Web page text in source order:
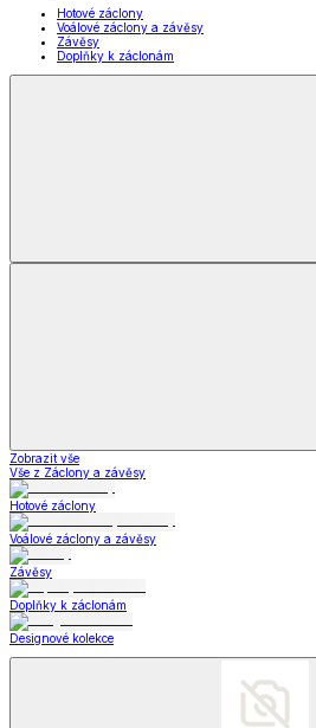
Hotové záclony
Voálové záclony a závěsy
Závěsy
Doplňky k záclonám
Zobrazit vše
Vše z Záclony a závěsy
Hotové záclony
Voálové záclony a závěsy
Závěsy
Doplňky k záclonám
Designové kolekce